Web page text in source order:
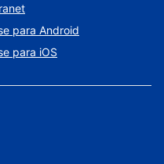
para Android
para iOS